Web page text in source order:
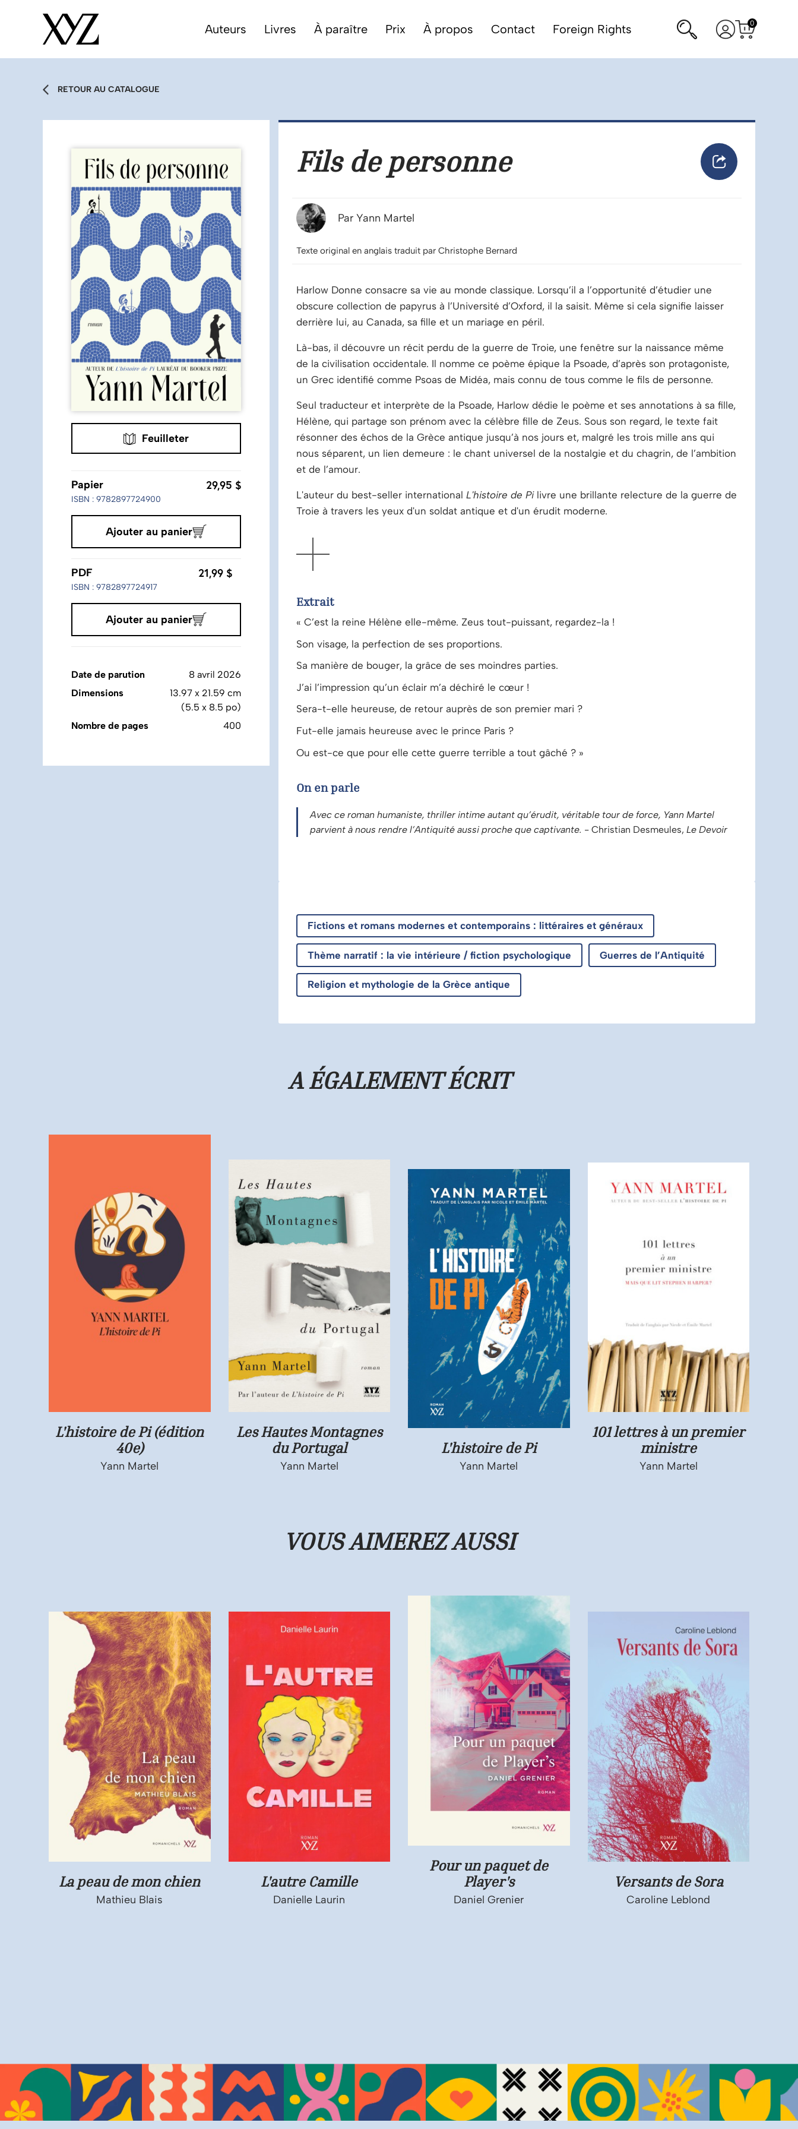
Auteurs Livres À paraître Prix À propos Contact Foreign Rights RechercherVoir
mon
Voir
le
0
RETOUR AU CATALOGUE
Feuilleter
Papier
ISBN : 9782897724900
29,95 $
Ajouter au panier
PDF
ISBN : 9782897724917
21,99 $
Ajouter au panier
Date de parution
8 avril 2026
Dimensions
13.97 x 21.59 cm
(5.5 x 8.5 po)
Nombre de pages
400
Fils de personne
Par Yann Martel
Texte original en anglais traduit par Christophe Bernard
Harlow Donne consacre sa vie au monde classique. Lorsqu’il a l’opportunité d’étudier une
obscure collection de papyrus à l’Université d’Oxford, il la saisit. Même si cela signifie laisser
derrière lui, au Canada, sa fille et un mariage en péril.
Là-bas, il découvre un récit perdu de la guerre de Troie, une fenêtre sur la naissance même
de la civilisation occidentale. Il nomme ce poème épique la Psoade, d’après son protagoniste,
un Grec identifié comme Psoas de Midéa, mais connu de tous comme le fils de personne.
Seul traducteur et interprète de la Psoade, Harlow dédie le poème et ses annotations à sa fille,
Hélène, qui partage son prénom avec la célèbre fille de Zeus. Sous son regard, le texte fait
résonner des échos de la Grèce antique jusqu’à nos jours et, malgré les trois mille ans qui
nous séparent, un lien demeure : le chant universel de la nostalgie et du chagrin, de l’ambition
et de l’amour.
L'auteur du best-seller international L'histoire de Pilivre une brillante relecture de la guerre de
Troie à travers les yeux d'un soldat antique et d'un érudit moderne.
Extrait
« C’est la reine Hélène elle-même. Zeus tout-puissant, regardez-la !
Son visage, la perfection de ses proportions.
Sa manière de bouger, la grâce de ses moindres parties.
J’ai l’impression qu’un éclair m’a déchiré le cœur !
Sera-t-elle heureuse, de retour auprès de son premier mari ?
Fut-elle jamais heureuse avec le prince Paris ?
Ou est-ce que pour elle cette guerre terrible a tout gâché ? »
On en parle
Avec ce roman humaniste, thriller intime autant qu’érudit, véritable tour de force, Yann Martel
parvient à nous rendre l’Antiquité aussi proche que captivante. - Christian Desmeules, Le Devoir
Fictions et romans modernes et contemporains : littéraires et généraux
Thème narratif : la vie intérieure / fiction psychologique Guerres de l’Antiquité
Religion et mythologie de la Grèce antique
A ÉGALEMENT ÉCRIT
L'histoire de Pi (édition
40e)
Yann Martel
Les Hautes Montagnes
du Portugal
Yann Martel
L'histoire de Pi
Yann Martel
101 lettres à un premier
ministre
Yann Martel
VOUS AIMEREZAUSSI
La peau de mon chien
Mathieu Blais
L'autre Camille
Danielle Laurin
Pour un paquet de
Player's
Daniel Grenier
Versants de Sora
Caroline Leblond